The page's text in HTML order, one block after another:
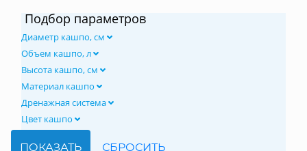
СВАДЕБНАЯ ФЛОРИСТИКА
Подбор параметров
Диаметр кашпо, см
Объем кашпо, л
Высота кашпо, см
Материал кашпо
Дренажная система
Цвет кашпо